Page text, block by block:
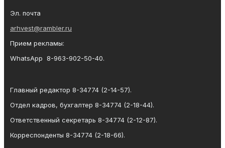
Эл. почта
arhvest@rambler.ru
Прием рекламы:
WhatsApp 8-963-902-50-40.
Главный редактор 8-34774 (2-14-57).
Отдел кадров, бухгалтер 8-34774 (2-18-44).
Ответственный секретарь 8-34774 (2-12-87).
Корреспонденты 8-34774 (2-18-66).